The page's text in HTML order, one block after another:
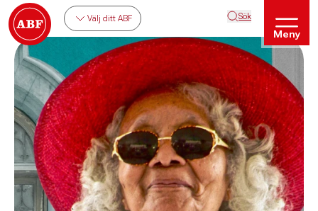
Välj ditt ABF Sök
Meny